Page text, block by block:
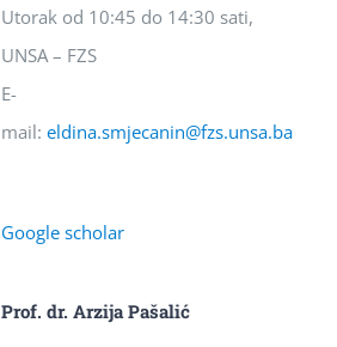
Utorak od 10:45 do 14:30 sati,
UNSA – FZS
E-
mail: eldina.smjecanin@fzs.unsa.ba
Google scholar
Prof. dr. Arzija Pašalić